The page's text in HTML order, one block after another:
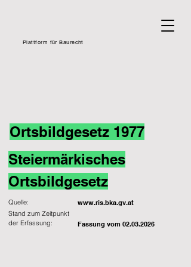
Plattform für Baurecht
Ortsbildgesetz 1977
Steiermärkisches
Ortsbildgesetz
Quelle: www.ris.bka.gv.at
Fassung vom 02.03.2026
Stand zum Zeitpunkt
der Erfassung: